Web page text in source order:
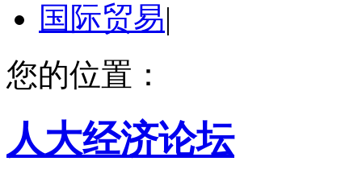
国际贸易|
您的位置：
人大经济论坛